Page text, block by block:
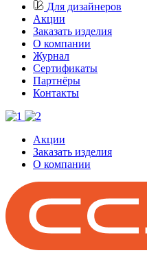
Для дизайнеров
Акции
Заказать изделия
О компании
Журнал
Cертификаты
Партнёры
Контакты
Акции
Заказать изделия
О компании